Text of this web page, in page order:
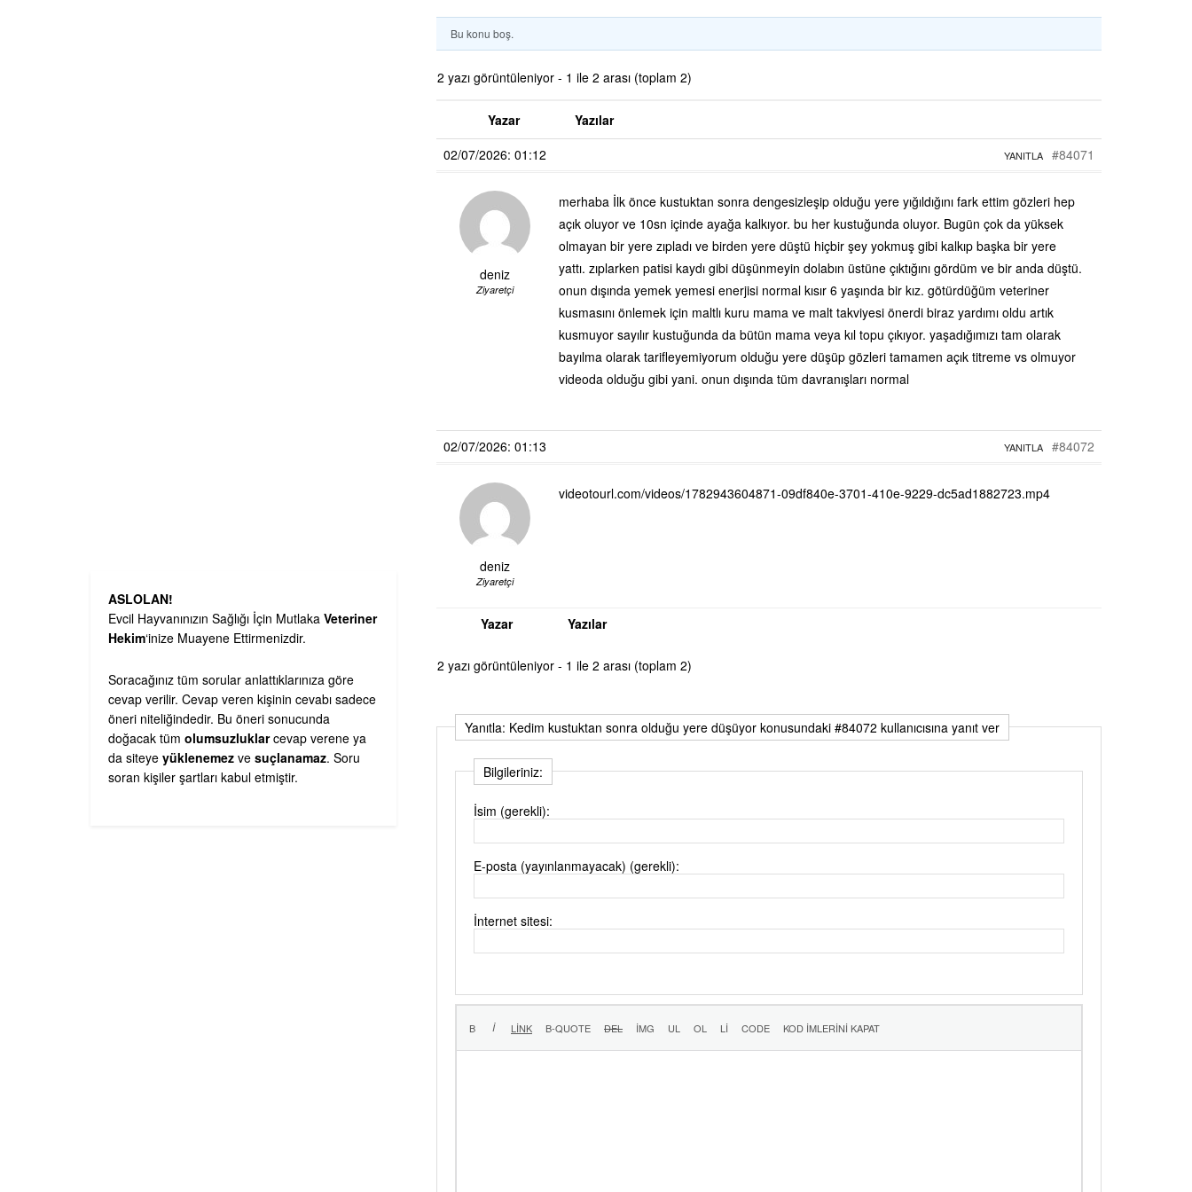
Bu konu boş.
2 yazı görüntüleniyor - 1 ile 2 arası (toplam 2)
Yazar
Yazılar
02/07/2026: 01:12
#84071
YANITLA
deniz
Ziyaretçi
merhaba İlk önce kustuktan sonra dengesizleşip olduğu yere yığıldığını fark ettim gözleri hep
açık oluyor ve 10sn içinde ayağa kalkıyor. bu her kustuğunda oluyor. Bugün çok da yüksek
olmayan bir yere zıpladı ve birden yere düştü hiçbir şey yokmuş gibi kalkıp başka bir yere
yattı. zıplarken patisi kaydı gibi düşünmeyin dolabın üstüne çıktığını gördüm ve bir anda düştü.
onun dışında yemek yemesi enerjisi normal kısır 6 yaşında bir kız. götürdüğüm veteriner
kusmasını önlemek için maltlı kuru mama ve malt takviyesi önerdi biraz yardımı oldu artık
kusmuyor sayılır kustuğunda da bütün mama veya kıl topu çıkıyor. yaşadığımızı tam olarak
bayılma olarak tarifleyemiyorum olduğu yere düşüp gözleri tamamen açık titreme vs olmuyor
videoda olduğu gibi yani. onun dışında tüm davranışları normal
02/07/2026: 01:13 #84072
YANITLA
deniz
Ziyaretçi
videotourl.com/videos/1782943604871-09df840e-3701-410e-9229-dc5ad1882723.mp4
Yazar Yazılar
2 yazı görüntüleniyor - 1 ile 2 arası (toplam 2)
Yanıtla: Kedim kustuktan sonra olduğu yere düşüyor konusundaki #84072 kullanıcısına yanıt ver
Bilgileriniz:
İsim (gerekli):
E-posta (yayınlanmayacak) (gerekli):
İnternet sitesi:
ASLOLAN!
Evcil Hayvanınızın Sağlığı İçin Mutlaka Veteriner
Hekim‘inize Muayene Ettirmenizdir.
Soracağınız tüm sorular anlattıklarınıza göre
cevap verilir. Cevap veren kişinin cevabı sadece
öneri niteliğindedir. Bu öneri sonucunda
doğacak tüm olumsuzluklarcevap verene ya
da siteye yüklenemez ve suçlanamaz. Soru
soran kişiler şartları kabul etmiştir.